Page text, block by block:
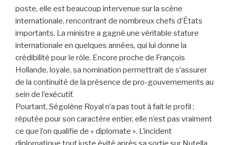
poste, elle est beaucoup intervenue sur la scène
internationale, rencontrant de nombreux chefs d’États
importants. La ministre a gagné une véritable stature
internationale en quelques années, qui lui donne la
crédibilité pour le rôle. Encore proche de François
Hollande, loyale, sa nomination permettrait de s’assurer
de la continuité de la présence de pro-gouvernements au
sein de l’exécutif.
Pourtant, Ségolène Royal n’a pas tout à fait le profil :
réputée pour son caractère entier, elle n’est pas vraiment
ce que l’on qualifie de « diplomate ». L’incident